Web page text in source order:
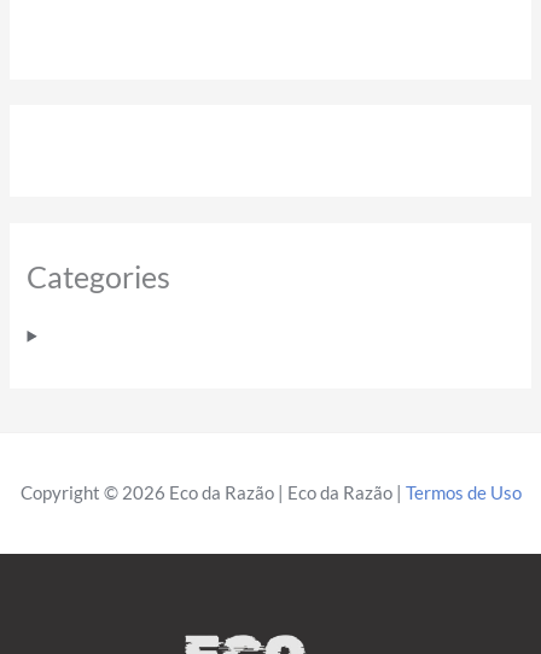
Categories
Copyright © 2026 Eco da Razão | Eco da Razão | Termos de Uso